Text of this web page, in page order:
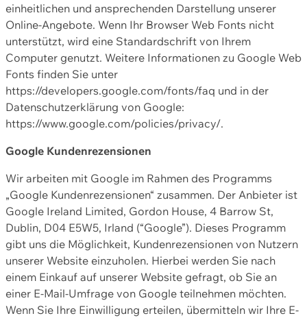
einheitlichen und ansprechenden Darstellung unserer
Online-Angebote. Wenn Ihr Browser Web Fonts nicht
unterstützt, wird eine Standardschrift von Ihrem
Computer genutzt. Weitere Informationen zu Google Web
Fonts finden Sie unter
https://developers.google.com/fonts/faq und in der
Datenschutzerklärung von Google:
https://www.google.com/policies/privacy/.
Google Kundenrezensionen
Wir arbeiten mit Google im Rahmen des Programms
„Google Kundenrezensionen“ zusammen. Der Anbieter ist
Google Ireland Limited, Gordon House, 4 Barrow St,
Dublin, D04 E5W5, Irland (“Google”). Dieses Programm
gibt uns die Möglichkeit, Kundenrezensionen von Nutzern
unserer Website einzuholen. Hierbei werden Sie nach
einem Einkauf auf unserer Website gefragt, ob Sie an
einer E-Mail-Umfrage von Google teilnehmen möchten.
Wenn Sie Ihre Einwilligung erteilen, übermitteln wir Ihre E-